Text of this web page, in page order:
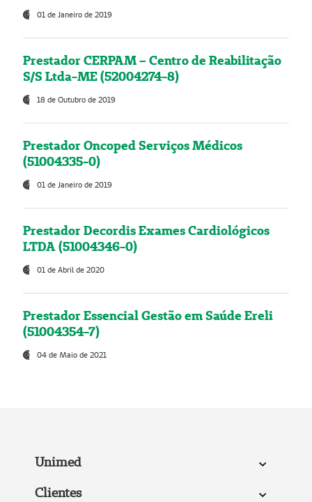
01 de Janeiro de 2019
Prestador CERPAM – Centro de Reabilitação
S/S Ltda-ME (52004274-8)
18 de Outubro de 2019
Prestador Oncoped Serviços Médicos
(51004335-0)
01 de Janeiro de 2019
Prestador Decordis Exames Cardiológicos
LTDA (51004346-0)
01 de Abril de 2020
Prestador Essencial Gestão em Saúde Ereli
(51004354-7)
04 de Maio de 2021
Unimed
Clientes